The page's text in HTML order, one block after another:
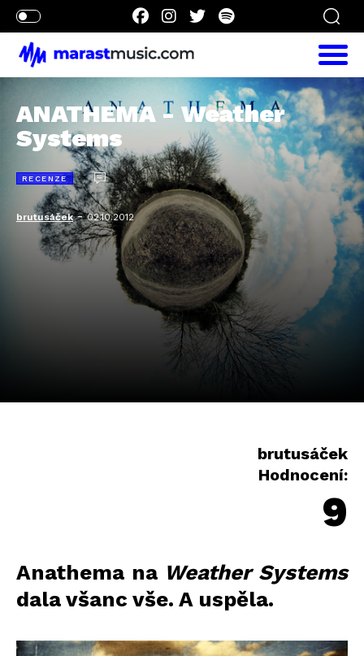
ANATHEMA - Weather
Systems
RECENZE
brutusáček-02.10.2012
brutusáček
Hodnocení:
9
Anathema na Weather Systems
dala všanc vše. A uspěla.